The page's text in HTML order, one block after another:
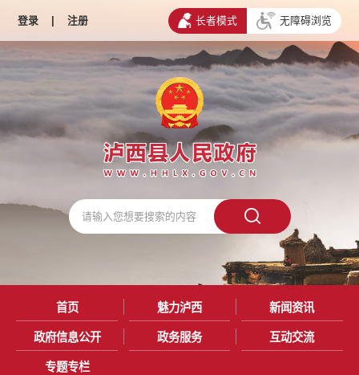
登录 | 注册 长者模式 无障碍浏览
首页 魅力泸西 新闻资讯
政府信息公开 政务服务 互动交流
专题专栏